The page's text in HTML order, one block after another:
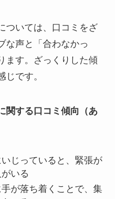
ついては、口コミをざ
な声と「合わなかっ
ます。ざっくりした傾
です。
関する口コミ傾向（あ
じっていると、緊張が
いる
が落ち着くことで、集